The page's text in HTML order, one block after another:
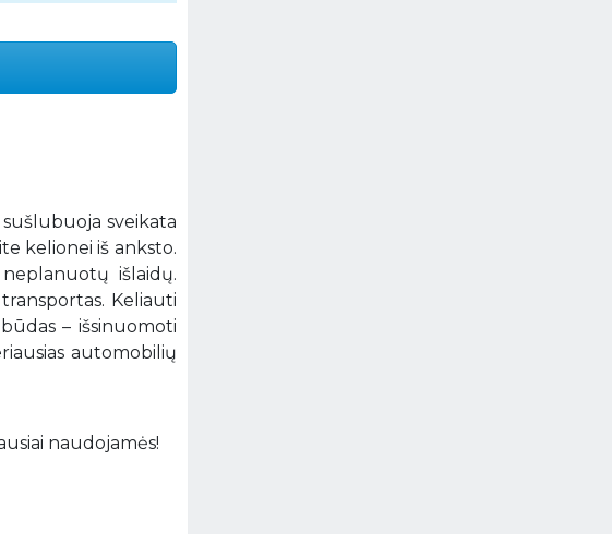
sveikata
kelionei iš anksto.
išlaidų.
Keliauti
– išsinuomoti
automobilių
naudojamės!